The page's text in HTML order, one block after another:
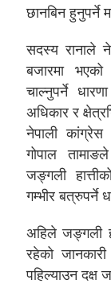
छानबिन हुनुपर्ने
सदस्य रानाले
बजारमा
चाल्नुपर्ने
अधिकार र
नेपाली
गोपाल
जङ्गली
गम्भीर बत्रुपर्ने
अहिले जङ्गली
रहेको
पहिल्याउन दक्ष